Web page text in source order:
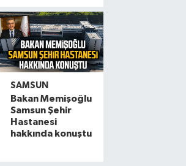
SAMSUN
Bakan Memişoğlu
Samsun Şehir
Hastanesi
hakkında konuştu
Dr. Murat Çan'dan dikkat çeken
Bir haftadır haber alınamayan